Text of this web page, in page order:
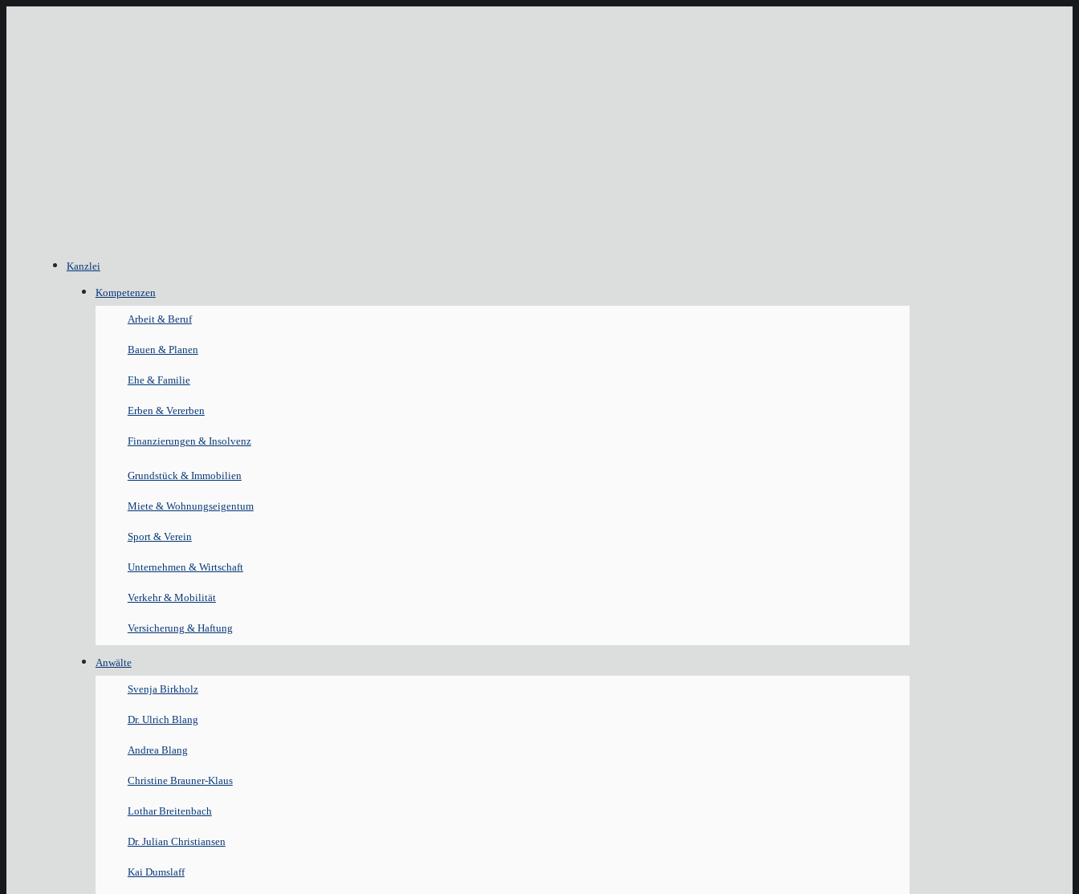
Kanzlei
Kompetenzen
Arbeit & Beruf
Bauen & Planen
Ehe & Familie
Erben & Vererben
Finanzierungen & Insolvenz
Grundstück & Immobilien
Miete & Wohnungseigentum
Sport & Verein
Unternehmen & Wirtschaft
Verkehr & Mobilität
Versicherung & Haftung
Anwälte
Svenja Birkholz
Dr. Ulrich Blang
Andrea Blang
Christine Brauner-Klaus
Lothar Breitenbach
Dr. Julian Christiansen
Kai Dumslaff